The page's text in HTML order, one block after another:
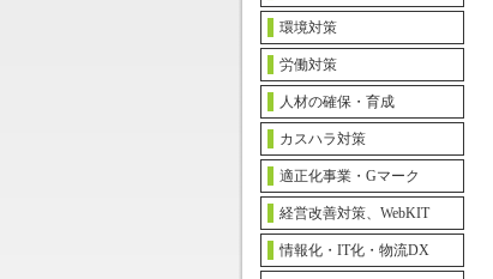
環境対策
労働対策
人材の確保・育成
カスハラ対策
適正化事業・Gマーク
経営改善対策、WebKIT
情報化・IT化・物流DX